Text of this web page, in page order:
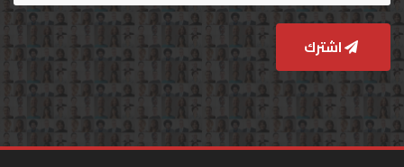
اشترك